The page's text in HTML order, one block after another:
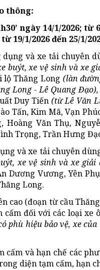
thông:
ngày 14/1/2026; từ
19/1/2026 đến 25/1/
dụng và xe tải chuyên
buýt, xe vệ sinh và xe
lộ Thăng Long (làn
Long - Lê Quang
Duy Tiến(từ Lê Văn
Tấn, Kim Mã, Vạn
Hoàng Văn Thụ,
Trọng, Trần Hưng
và xe tải chuyên
xe vệ sinh và xe
Dương Vương, Yên
Long.
cao (đoạn từ cầu
cấm đối với các loại
phù hiệu bảo vệ, xe
cấm và hạn chế các
diện tạm cấm, hạn